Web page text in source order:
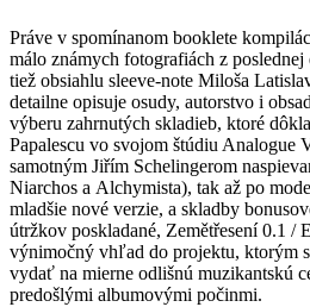
Práve v spomínanom booklete
málo známych fotografiách z
tiež obsiahlu sleeve-note Miloša
detailne opisuje osudy, autorstvo i
výberu zahrnutých skladieb, ktoré
Papalescu vo svojom štúdiu Analogue
samotným Jiřím Schelingerom
Niarchos a Alchymista), tak až po
mladšie nové verzie, a skladby
útržkov poskladané, Zemětřesení 0.1 /
výnimočný vhľad do projektu, ktorým
vydať na mierne odlišnú muzikantskú
predošlými albumovými počinmi.